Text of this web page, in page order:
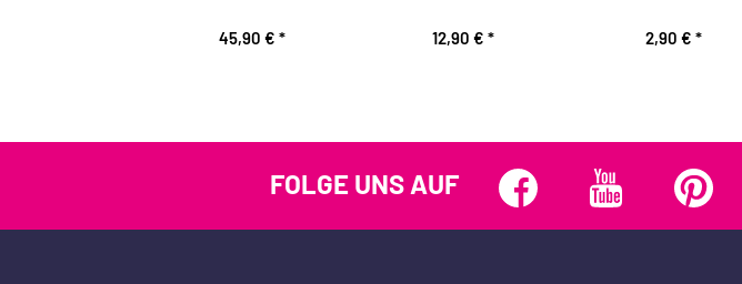
45,90 € * 12,90 € * 2,90 € *
FOLGE UNS AUF